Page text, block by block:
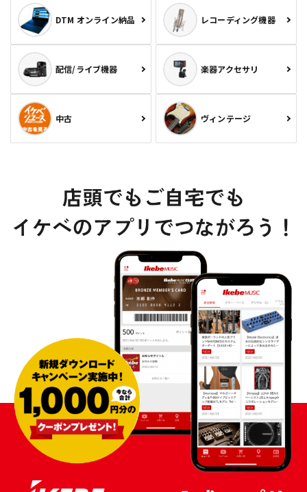
DTM オンライン納品 レコーディング機器
配信/ライブ機器 楽器アクセサリ
中古 ヴィンテージ